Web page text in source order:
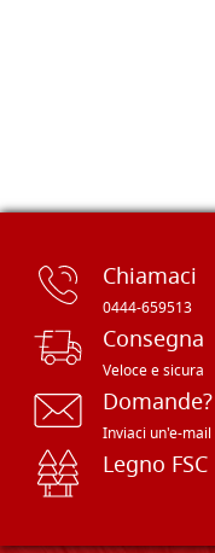
Chiamaci
0444-659513
Consegna
Veloce e sicura
Domande?
Inviaci un'e-mail
Legno FSC